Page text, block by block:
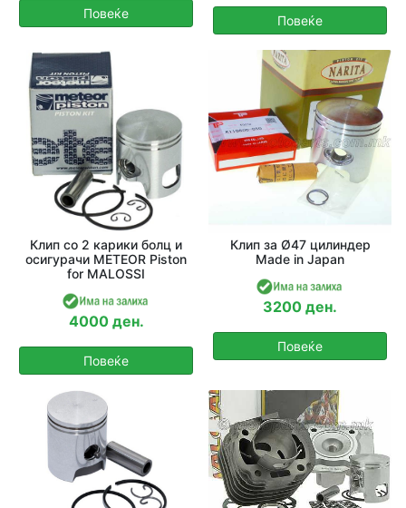
Повеќе Повеќе
Клип со 2 карики болц и
осигурачи METEOR Piston
for MALOSSI
4000 ден.
Повеќе
Клип за Ø47 цилиндер
Made in Japan
3200 ден.
Повеќе